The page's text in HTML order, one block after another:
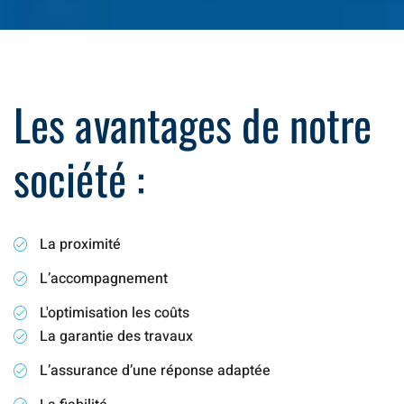
Les avantages de notre
société :
La proximité
L’accompagnement
L'optimisation les coûts
La garantie des travaux
L’assurance d’une réponse adaptée